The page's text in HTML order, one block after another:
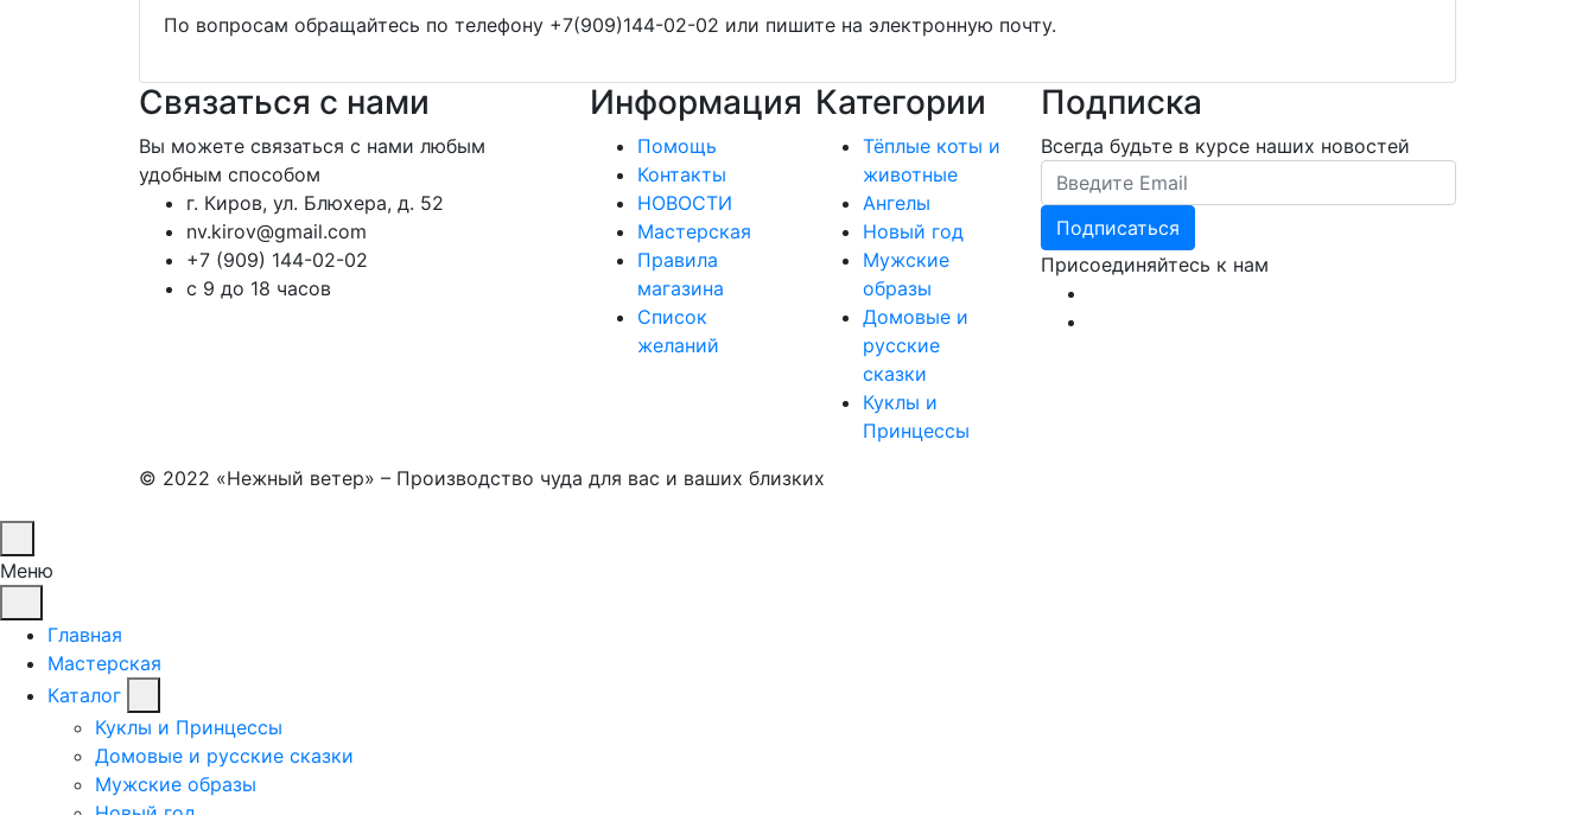
По вопросам обращайтесь по телефону +7(909)144-02-02 или пишите на электронную почту.
Связаться с нами
Вы можете связаться с нами любым
удобным способом
г. Киров, ул. Блюхера, д. 52
nv.kirov@gmail.com
+7 (909) 144-02-02
с 9 до 18 часов
Информация
Помощь
Контакты
НОВОСТИ
Мастерская
Правила
магазина
Список
желаний
Категории
Тёплые коты и
животные
Ангелы
Новый год
Мужские
образы
Домовые и
русские
сказки
Куклы и
Принцессы
Подписка
Всегда будьте в курсе наших новостей
Email Address
Присоединяйтесь к нам
© 2022 «Нежный ветер» – Производство чуда для вас и ваших близких
Меню
Главная
Мастерская
Каталог
Куклы и Принцессы
Домовые и русские сказки
Мужские образы